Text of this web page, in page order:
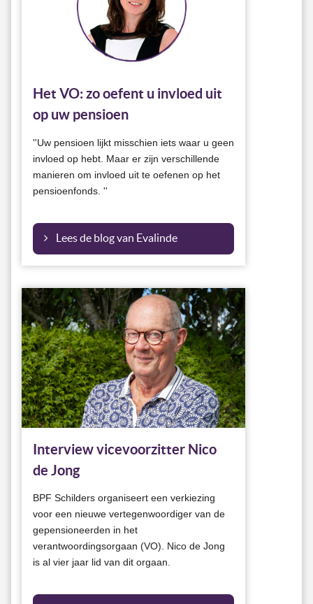
Het VO: zo oefent u invloed uit
op uw pensioen
''Uw pensioen lijkt misschien iets waar u geen
invloed op hebt. Maar er zijn verschillende
manieren om invloed uit te oefenen op het
pensioenfonds. ''
Lees de blog van Evalinde
Interview vicevoorzitter Nico
de Jong
BPF Schilders organiseert een verkiezing
voor een nieuwe vertegenwoordiger van de
gepensioneerden in het
verantwoordingsorgaan (VO). Nico de Jong
is al vier jaar lid van dit orgaan.